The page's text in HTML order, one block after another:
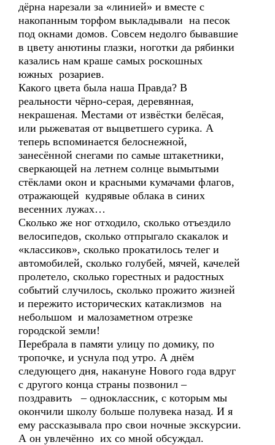
дёрна нарезали за «линией» и вместе с
накопанным торфом выкладывали на песок
под окнами домов. Совсем недолго бывавшие
в цвету анютины глазки, ноготки да рябинки
казались нам краше самых роскошных
южных розариев.
Какого цвета была наша Правда? В
реальности чёрно-серая, деревянная,
некрашеная. Местами от извёстки белёсая,
или рыжеватая от выцветшего сурика. А
теперь вспоминается белоснежной,
занесённой снегами по самые штакетники,
сверкающей на летнем солнце вымытыми
стёклами окон и красными кумачами флагов,
отражающей кудрявые облака в синих
весенних лужах…
Сколько же ног отходило, сколько отъездило
велосипедов, сколько отпрыгало скакалок и
«классиков», сколько прокатилось телег и
автомобилей, сколько голубей, мячей, качелей
пролетело, сколько горестных и радостных
событий случилось, сколько прожито жизней
и пережито исторических катаклизмов на
небольшом и малозаметном отрезке
городской земли!
Перебрала в памяти улицу по домику, по
тропочке, и уснула под утро. А днём
следующего дня, накануне Нового года вдруг
с другого конца страны позвонил –
поздравить – одноклассник, с которым мы
окончили школу больше полувека назад. И я
ему рассказывала про свои ночные экскурсии.
А он увлечённо их со мной обсуждал.